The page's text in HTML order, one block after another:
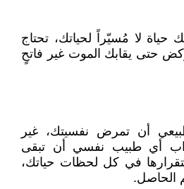
حياة لا مُسيّراً لحياتك، تحتاج
حتى يقابك الموت غير فاتحٍ
أن تمرض نفسيتك، غير
أي طبيب نفسي أن تبقى
في كل لحظات حياتك،
الحاصل.